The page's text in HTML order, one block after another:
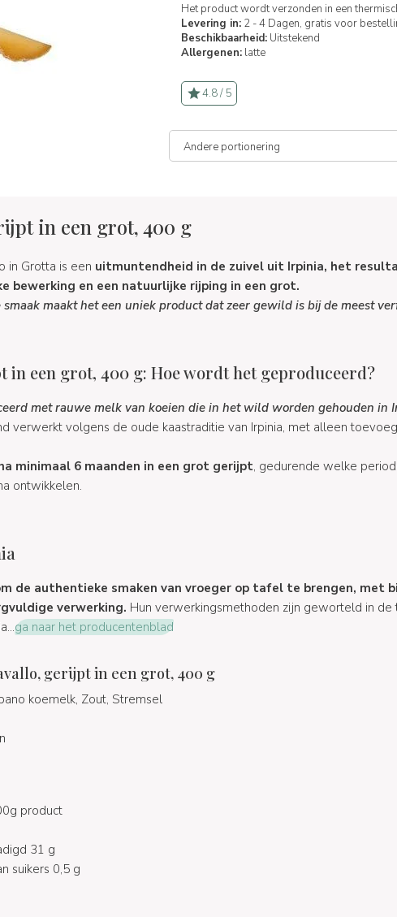
Het product wordt verzonden in een
Levering in: 2 - 4 Dagen, gratis voor
Beschikbaarheid: Uitstekend
Allergenen: latte
4.8 / 5
in een grot, 400 g
in Grotta is een uitmuntendheid in de zuivel uit Irpinia, het
bewerking en een natuurlijke rijping in een grot.
maakt het een uniek product dat zeer gewild is bij de meest
in een grot, 400 g: Hoe wordt het geproduceerd?
met rauwe melk van koeien die in het wild worden gehouden in
verwerkt volgens de oude kaastraditie van Irpinia, met alleen
minimaal 6 maanden in een grot gerijpt, gedurende welke
ontwikkelen.
de authentieke smaken van vroeger op tafel te brengen, met
verwerking. Hun verwerkingsmethoden zijn geworteld in de
ga naar het producentenblad
gerijpt in een grot, 400 g
koemelk, Zout, Stremsel
product
31 g
suikers 0,5 g